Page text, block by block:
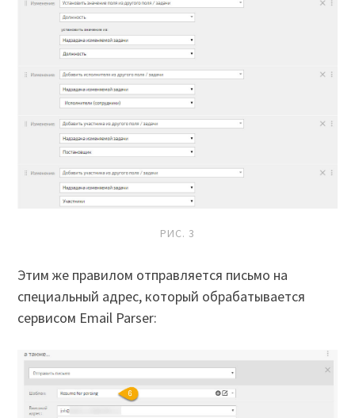
РИС. 3
Этим же правилом отправляется письмо на
специальный адрес, который обрабатывается
сервисом Email Parser: